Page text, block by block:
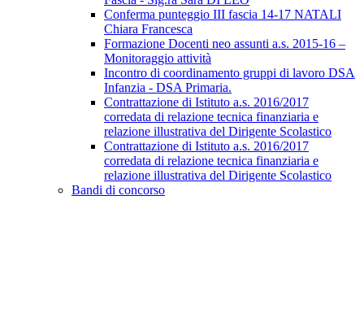
Conferma punteggio III fascia 14-17 NATALI
Chiara Francesca
Formazione Docenti neo assunti a.s. 2015-16 –
Monitoraggio attività
Incontro di coordinamento gruppi di lavoro DSA
Infanzia - DSA Primaria.
Contrattazione di Istituto a.s. 2016/2017
corredata di relazione tecnica finanziaria e
relazione illustrativa del Dirigente Scolastico
Contrattazione di Istituto a.s. 2016/2017
corredata di relazione tecnica finanziaria e
relazione illustrativa del Dirigente Scolastico
Bandi di concorso